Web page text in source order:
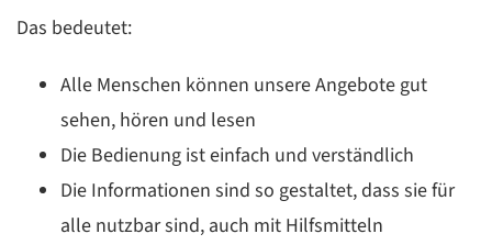
Das bedeutet:
Alle Menschen können unsere Angebote gut
sehen, hören und lesen
Die Bedienung ist einfach und verständlich
Die Informationen sind so gestaltet, dass sie für
alle nutzbar sind, auch mit Hilfsmitteln